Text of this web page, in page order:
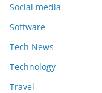
Social media
Software
Tech News
Technology
Travel